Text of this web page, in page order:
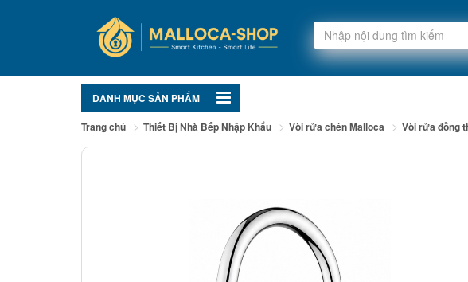
DANH MỤC SẢN PHẨM
Trang chủ
Thiết Bị Nhà Bếp Nhập Khẩu Vòi rửa chén Malloca Vòi rửa đồng